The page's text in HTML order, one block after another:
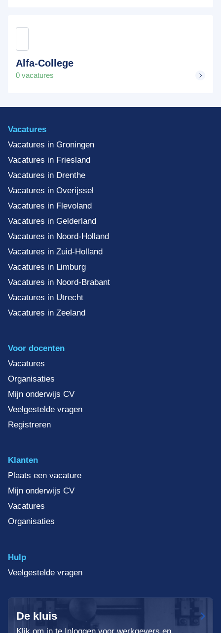
Alfa-College
0 vacatures
Vacatures
Vacatures in Groningen
Vacatures in Friesland
Vacatures in Drenthe
Vacatures in Overijssel
Vacatures in Flevoland
Vacatures in Gelderland
Vacatures in Noord-Holland
Vacatures in Zuid-Holland
Vacatures in Limburg
Vacatures in Noord-Brabant
Vacatures in Utrecht
Vacatures in Zeeland
Voor docenten
Vacatures
Organisaties
Mijn onderwijs CV
Veelgestelde vragen
Registreren
Klanten
Plaats een vacature
Mijn onderwijs CV
Vacatures
Organisaties
Hulp
Veelgestelde vragen
De kluis